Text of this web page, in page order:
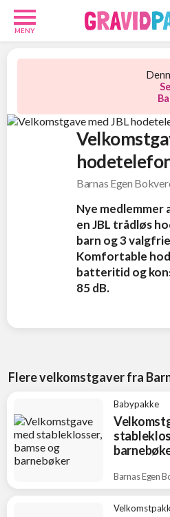
MENY
Barnas Egen
Nye medlemmer
en JBL trådløs
barn og 3
Komfortable
batteritid og
85 dB.
Flere velkomstgaver fra
Babypakke
Barnas Egen
Babypakker
Foreldre
24